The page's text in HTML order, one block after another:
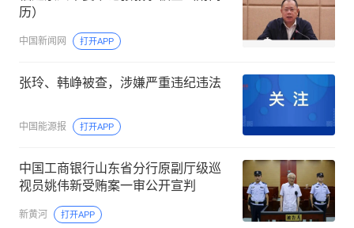
历）
中国新闻网 打开APP
张玲、韩峥被查，涉嫌严重违纪违法
中国能源报 打开APP
中国工商银行山东省分行原副厅级巡
视员姚伟新受贿案一审公开宣判
新黄河 打开APP